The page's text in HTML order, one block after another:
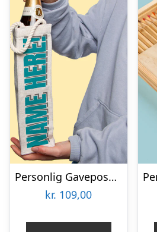
Personlig Gavepose til vin med Tekst
kr. 109,00